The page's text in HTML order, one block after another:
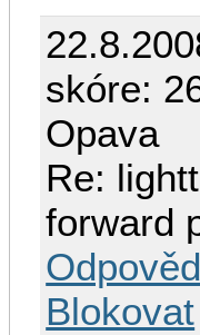
skóre:
Opava
Re:
forward
Blokovat